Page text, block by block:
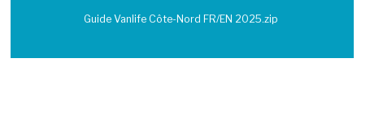
Guide Vanlife Côte-Nord FR/EN 2025.zip